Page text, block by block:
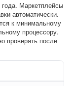
Маркетплейсы
автоматически.
к минимальному
процессору.
проверять после